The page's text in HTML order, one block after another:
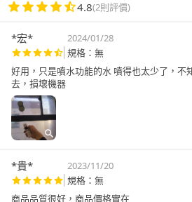
4.8(2則評價)
*宏* 2024/01/28
規格：無
好用，只是噴水功能的水 噴得也太少了，不
去，損壞機器
*貴* 2023/11/20
規格：無
商品品質很好，商品價格實在